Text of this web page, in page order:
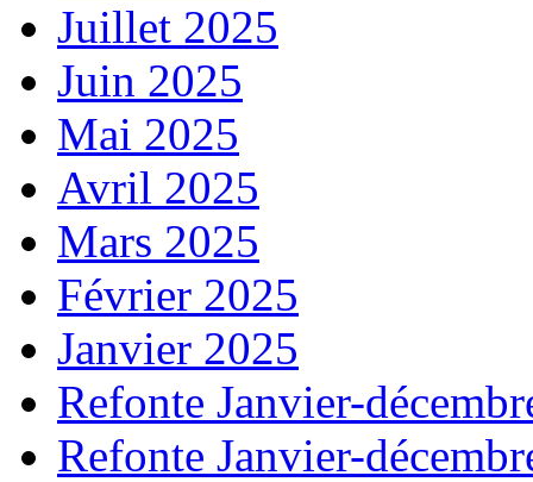
Juillet 2025
Juin 2025
Mai 2025
Avril 2025
Mars 2025
Février 2025
Janvier 2025
Refonte Janvier-
Refonte Janvier-